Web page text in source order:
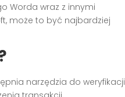
Worda wraz z innymi
może to być najbardziej
narzędzia do weryfikacji